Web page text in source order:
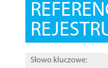
Słowo kluczowe: